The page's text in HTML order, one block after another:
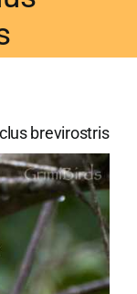
brevirostris